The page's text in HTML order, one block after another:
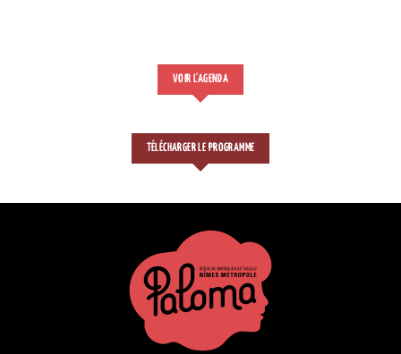
VOIR L'AGENDA
TÉLÉCHARGER LE PROGRAMME